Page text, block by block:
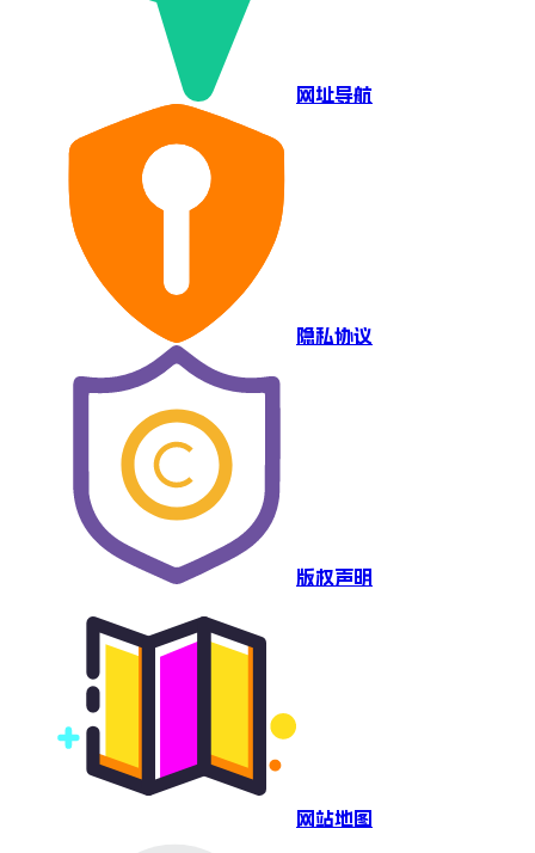
网址导航
隐私协议
版权声明
网站地图